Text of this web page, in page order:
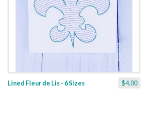
$4.00
Lined Fleur de Lis - 6 Sizes